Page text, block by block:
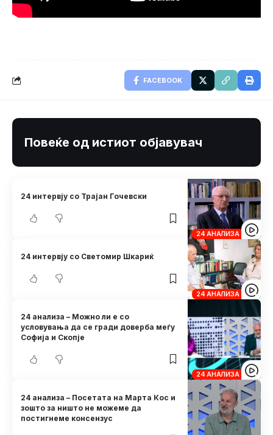
FACEBOOK
Повеќе од истиот објавувач
24 АНАЛИЗА
24 интервју со Трајан Гочевски
24 АНАЛИЗА
24 интервју со Светомир Шкариќ
24 АНАЛИЗА
24 анализа – Можно ли е со
условувања да се гради доверба меѓу
Софија и Скопје
24 анализа – Посетата на Марта Кос и
зошто за ништо не можеме да
постигнеме консензус